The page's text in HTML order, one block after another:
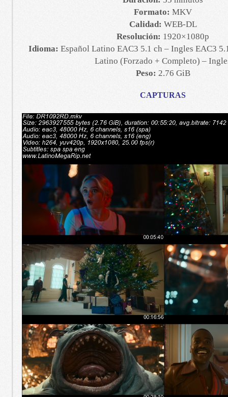
Formato: MKV
Calidad: WEB-DL
Resolución: 1920×1080p
Idioma: Español Latino EAC3 5.1 ch – Ingles EAC3
Latino (Forzado + Completo) –
Peso: 2.76 GiB
CAPTURAS